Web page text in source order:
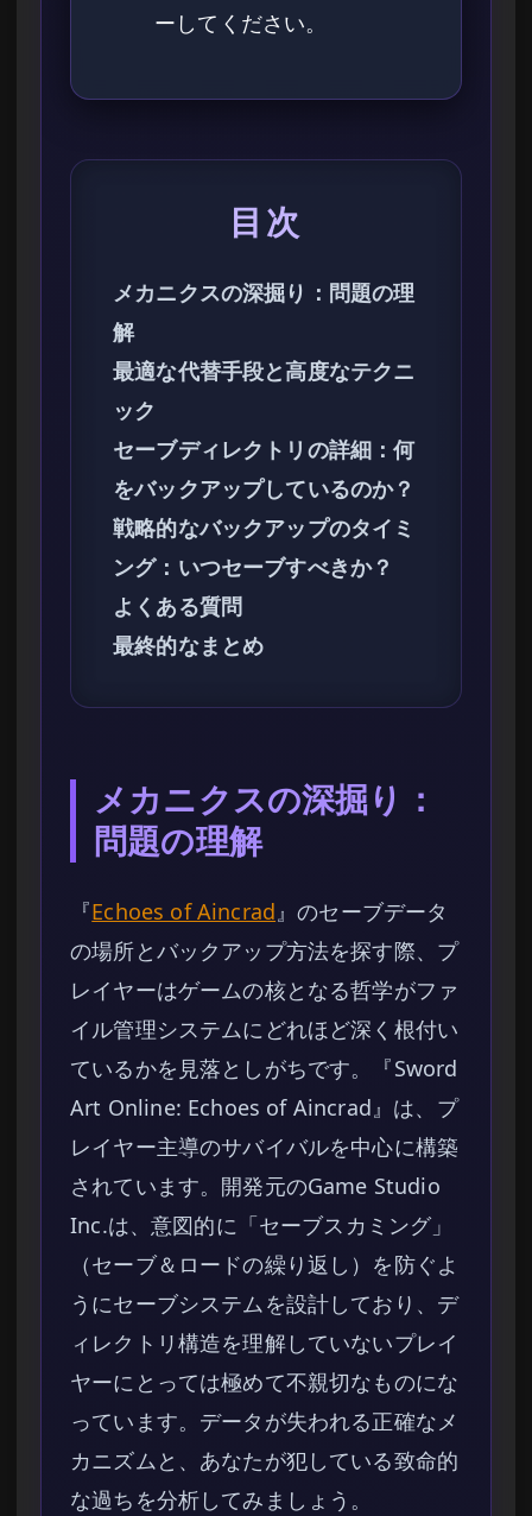
ーしてください。
目次
メカニクスの深掘り：問題の理
解
最適な代替手段と高度なテクニ
ック
セーブディレクトリの詳細：何
をバックアップしているのか？
戦略的なバックアップのタイミ
ング：いつセーブすべきか？
よくある質問
最終的なまとめ
メカニクスの深掘り：
問題の理解
『Echoes of Aincrad』のセーブデータ
の場所とバックアップ方法を探す際、プ
レイヤーはゲームの核となる哲学がファ
イル管理システムにどれほど深く根付い
ているかを見落としがちです。『Sword
Art Online: Echoes of Aincrad』は、プ
レイヤー主導のサバイバルを中心に構築
されています。開発元のGame Studio
Inc.は、意図的に「セーブスカミング」
（セーブ＆ロードの繰り返し）を防ぐよ
うにセーブシステムを設計しており、デ
ィレクトリ構造を理解していないプレイ
ヤーにとっては極めて不親切なものにな
っています。データが失われる正確なメ
カニズムと、あなたが犯している致命的
な過ちを分析してみましょう。